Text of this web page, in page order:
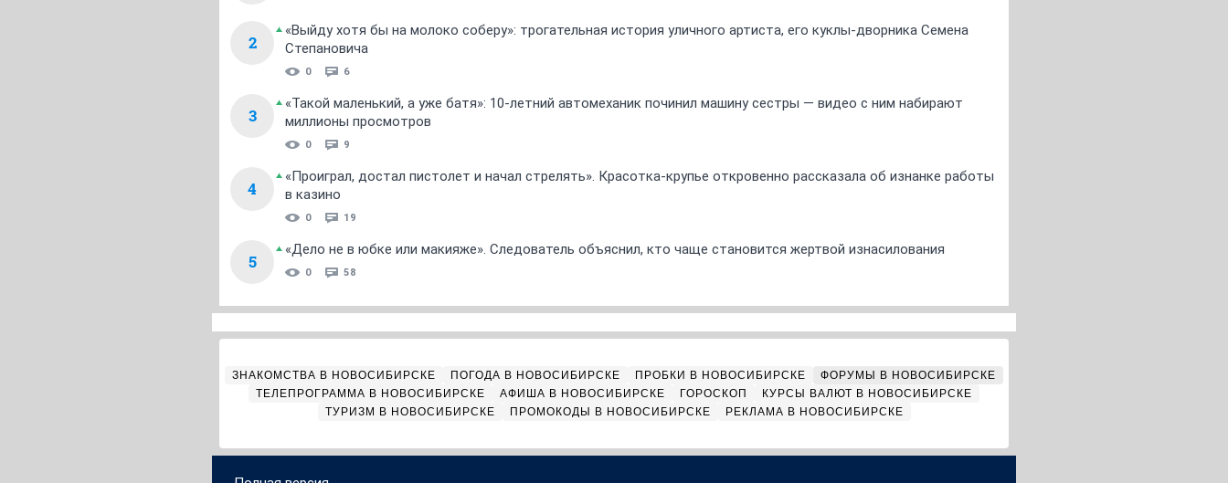
2
«Выйду хотя бы на молоко соберу»: трогательная история уличного артиста, его куклы-дворника Семена
Степановича
0 6
3
«Такой маленький, а уже батя»: 10-летний автомеханик починил машину сестры — видео с ним набирают
миллионы просмотров
0 9
4
«Проиграл, достал пистолет и начал стрелять». Красотка-крупье откровенно рассказала об изнанке работы
в казино
0 19
5
«Дело не в юбке или макияже». Следователь объяснил, кто чаще становится жертвой изнасилования
0 58
ЗНАКОМСТВА В НОВОСИБИРСКЕ ПОГОДА В НОВОСИБИРСКЕ ПРОБКИ В НОВОСИБИРСКЕ
ФОРУМЫ В НОВОСИБИРСКЕ
ТЕЛЕПРОГРАММА В НОВОСИБИРСКЕ
АФИША В НОВОСИБИРСКЕ ГОРОСКОП
КУРСЫ ВАЛЮТ В НОВОСИБИРСКЕ
ТУРИЗМ В НОВОСИБИРСКЕ
ПРОМОКОДЫ В НОВОСИБИРСКЕ РЕКЛАМА В НОВОСИБИРСКЕ